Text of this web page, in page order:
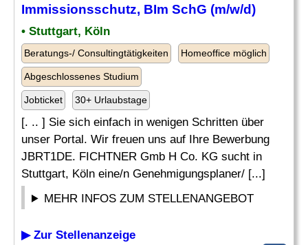
Immissionsschutz, BIm SchG (m/w/d)
• Stuttgart, Köln
Beratungs-/ Consultingtätigkeiten Homeoffice möglich
Abgeschlossenes Studium
Jobticket 30+ Urlaubstage
[. .. ] Sie sich einfach in wenigen Schritten über
unser Portal. Wir freuen uns auf Ihre Bewerbung
JBRT1DE. FICHTNER Gmb H Co. KG sucht in
Stuttgart, Köln eine/n Genehmigungsplaner/ [...]
MEHR INFOS ZUM STELLENANGEBOT
▶ Zur Stellenanzeige